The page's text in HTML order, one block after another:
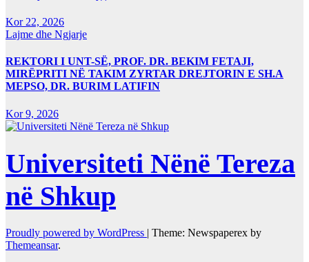
Kor 22, 2026
Lajme dhe Ngjarje
REKTORI I UNT-SË, PROF. DR. BEKIM FETAJI,
MIRËPRITI NË TAKIM ZYRTAR DREJTORIN E SH.A
MEPSO, DR. BURIM LATIFIN
Kor 9, 2026
Universiteti Nënë Tereza
në Shkup
Proudly powered by WordPress | Theme: Newspaperex by
Themeansar.